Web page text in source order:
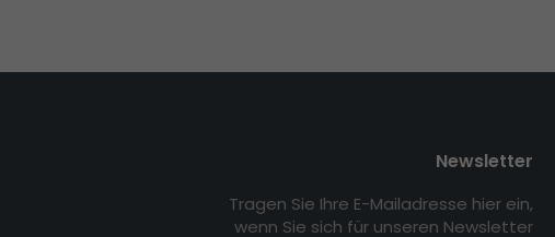
Newsletter
Tragen Sie Ihre E-Mailadresse hier ein,
wenn Sie sich für unseren Newsletter